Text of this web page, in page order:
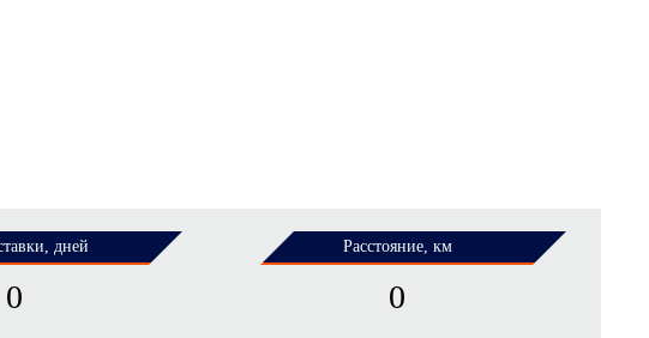
дней
0
Расстояние, км
0